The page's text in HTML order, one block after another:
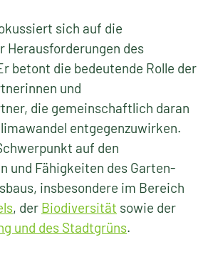
sich auf die
Herausforderungen des
betont die bedeutende Rolle der
und
die gemeinschaftlich daran
entgegenzuwirken.
auf den
und Fähigkeiten des Garten-
insbesondere im Bereich
, der Biodiversität sowie der
und des Stadtgrüns.